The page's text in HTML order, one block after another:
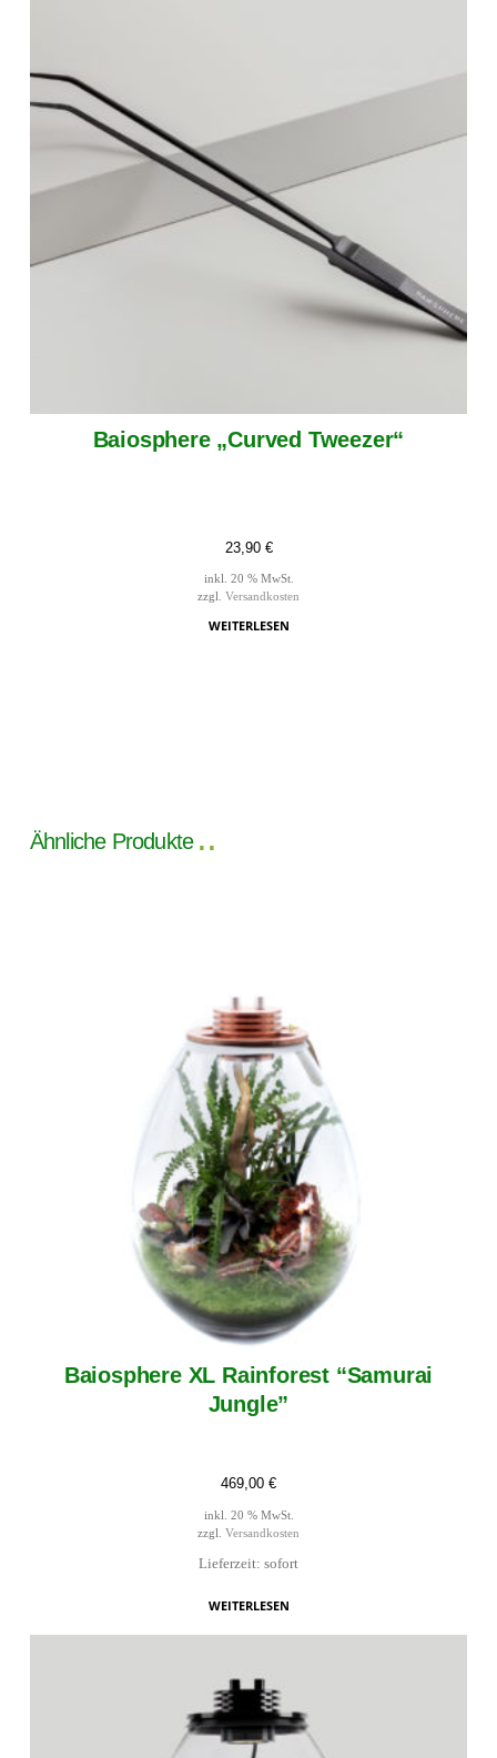
Baiosphere „Curved Tweezer“
23,90 €
inkl. 20 % MwSt.
zzgl. Versandkosten
WEITERLESEN
Ähnliche Produkte
Baiosphere XL Rainforest “Samurai
Jungle”
469,00 €
inkl. 20 % MwSt.
zzgl. Versandkosten
Lieferzeit: sofort
WEITERLESEN